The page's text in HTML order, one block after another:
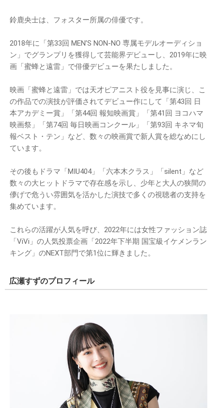
鈴鹿央士は、フォスター所属の俳優です。
2018年に「第33回 MEN’S NON-NO 専属モデルオーディショ
ン」でグランプリを獲得して芸能界デビューし、2019年に映
画「蜜蜂と遠雷」で俳優デビューを果たしました。
映画「蜜蜂と遠雷」では天才ピアニスト役を見事に演じ、こ
の作品での演技が評価されてデビュー作にして「第43回 日
本アカデミー賞」「第44回 報知映画賞」「第41回 ヨコハマ
映画祭」「第74回 毎日映画コンクール」「第93回 キネマ旬
報ベスト・テン」など、数々の映画賞で新人賞を総なめにし
ています。
その後もドラマ「MIU404」「六本木クラス」「silent」など
数々の大ヒットドラマで存在感を示し、少年と大人の狭間の
儚げで危うい雰囲気を活かした演技で多くの視聴者の支持を
集めています。
これらの活躍が人気を呼び、2022年には女性ファッション誌
「ViVi」の人気投票企画「2022年下半期 国宝級イケメンラン
キング」のNEXT部門で第1位に輝きました。
広瀬すずのプロフィール